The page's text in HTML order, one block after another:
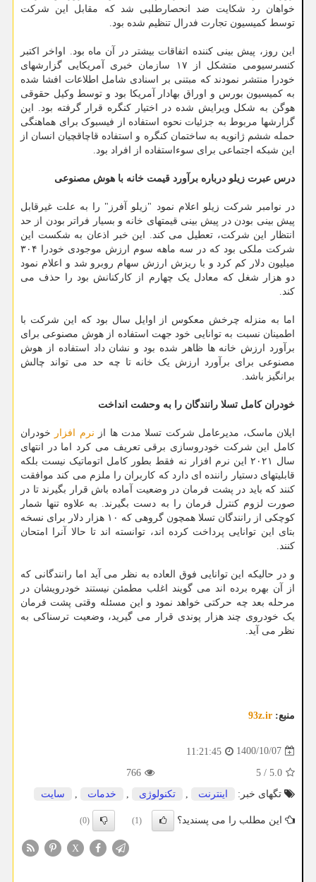
خواهان رد شکایت ضد انحصارطلبی شد که مقابل این شرکت
توسط کمیسیون تجارت فدرال تنظیم شده بود.
این روز، پیش بینی کننده اتفاقات بیشتر در آن ماه بود. اواخر اکتبر
کنسرسیومی متشکل از ۱۷ سازمان خبری آمریکایی گزارشهای
خودرا منتشر نمودند که مبتنی بر اسنادی شامل اطلاعات افشا شده
به کمیسیون بورس و اوراق بهادار آمریکا بود و توسط وکیل حقوقی
هوگن به شکل ویرایش شده در اختیار کنگره قرار گرفته بود. این
گزارشها مربوط به جزئیات نحوه استفاده از فیسبوک برای هماهنگی
حمله ششم ژانویه به ساختمان کنگره و استفاده قاچاقچیان انسان از
این شبکه اجتماعی برای سوءاستفاده از افراد بود.
درس عبرت زیلو درباره برآورد قیمت خانه با هوش مصنوعی
در نوامبر شرکت زیلو اعلام نمود "زیلو آفرز" را به علت غیرقابل
پیش بینی بودن در پیش بینی قیمتهای خانه و بسیار فراتر بودن از حد
انتظار این شرکت، تعطیل می کند. این خبر اذعان به شکست این
شرکت ملکی بود که در سه ماهه سوم ارزش موجودی خودرا ۳۰۴
میلیون دلار کم کرد و با ریزش ارزش سهام روبرو شد و اعلام نمود
دو هزار شغل که معادل یک چهارم از کارکنانش بود را حذف می
کند.
اما به منزله چرخش معکوس از اوایل سال بود که این شرکت با
اطمینان نسبت به توانایی خود جهت استفاده از هوش مصنوعی برای
برآورد ارزش خانه ها ظاهر شده بود و نشان داد استفاده از هوش
مصنوعی برای برآورد ارزش یک خانه تا چه حد می تواند چالش
برانگیز باشد.
خودران کامل تسلا رانندگان را به وحشت انداخت
ایلان ماسک، مدیرعامل شرکت تسلا مدت ها از نرم افزار
خودران
کامل این شرکت خودروسازی برقی تعریف می کرد اما در انتهای
سال ۲۰۲۱ این نرم افزار نه فقط بطور کامل اتوماتیک نیست بلکه
قابلیتهای دستیار راننده ای دارد که کاربران را ملزم می کند موافقت
کنند که باید در پشت فرمان در وضعیت آماده باش قرار بگیرند تا در
صورت لزوم کنترل فرمان را به دست بگیرند. به علاوه تنها شمار
کوچکی از رانندگان تسلا همچون گروهی که ۱۰ هزار دلار برای نسخه
بتای این توانایی پرداخت کرده اند، توانسته اند تا حالا آنرا امتحان
کنند.
و در حالیکه این توانایی فوق العاده به نظر می آید اما رانندگانی که
از آن بهره برده اند می گویند اغلب مطمئن نیستند خودرویشان در
مرحله بعد چه حرکتی خواهد نمود و این مسئله وقتی پشت فرمان
یک خودروی چند هزار پوندی قرار می گیرید، وضعیت ترسناکی به
نظر می آید.
منبع: 93z.ir
1400/10/07
11:21:45
5.0
/
5
766
تگهای خبر:
اینترنت , تكنولوژی , خدمات , سایت
این مطلب را می پسندید؟ (1)
(0)
X